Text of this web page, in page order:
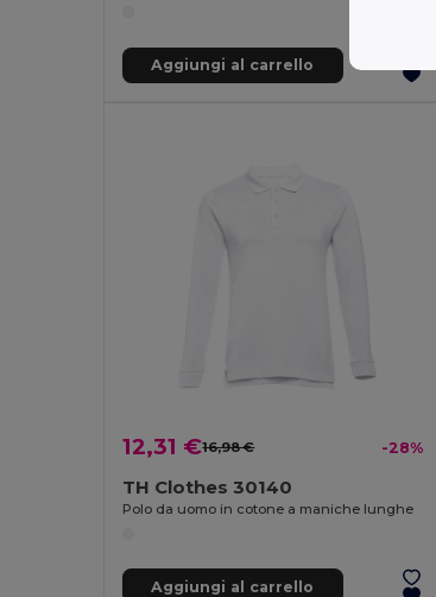
Aggiungi al carrello
12,31 €16,98 € -28%
TH Clothes 30140
Polo da uomo in cotone a maniche lunghe
Aggiungi al carrello